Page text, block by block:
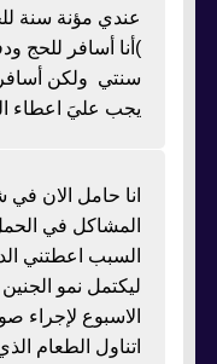
عندي مؤنة سنة
)أنا أسافر للحج
سنتي ولكن
يجب عليَ اعطاء
انا حامل الان
المشاكل في
ليكتمل نمو
الاسبوع
اتناول الطعام